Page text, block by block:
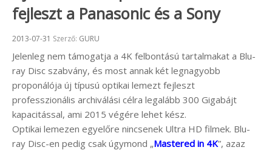
fejleszt a Panasonic és a Sony
Beküldve:
2013-07-31 Szerző: GURU
Jelenleg nem támogatja a 4K felbontású tartalmakat a Blu-
ray Disc szabvány, és most annak két legnagyobb
proponálója új típusú optikai lemezt fejleszt
professzionális archiválási célra legalább 300 Gigabájt
kapacitással, ami 2015 végére lehet kész.
Optikai lemezen egyelőre nincsenek Ultra HD filmek. Blu-
ray Disc-en pedig csak úgymond „Mastered in 4K”, azaz